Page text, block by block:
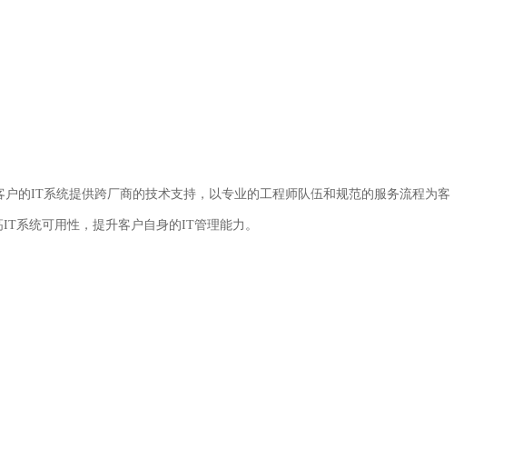
户的IT系统提供跨厂商的技术支持，以专业的工程师队伍和规范的服务流程为客
IT系统可用性，提升客户自身的IT管理能力。